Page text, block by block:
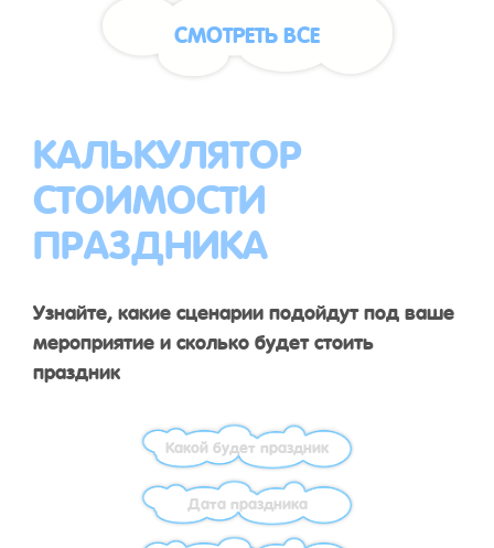
СМОТРЕТЬ ВСЕ
КАЛЬКУЛЯТОР
СТОИМОСТИ
ПРАЗДНИКА
Узнайте, какие сценарии подойдут под ваше
мероприятие и сколько будет стоить
праздник